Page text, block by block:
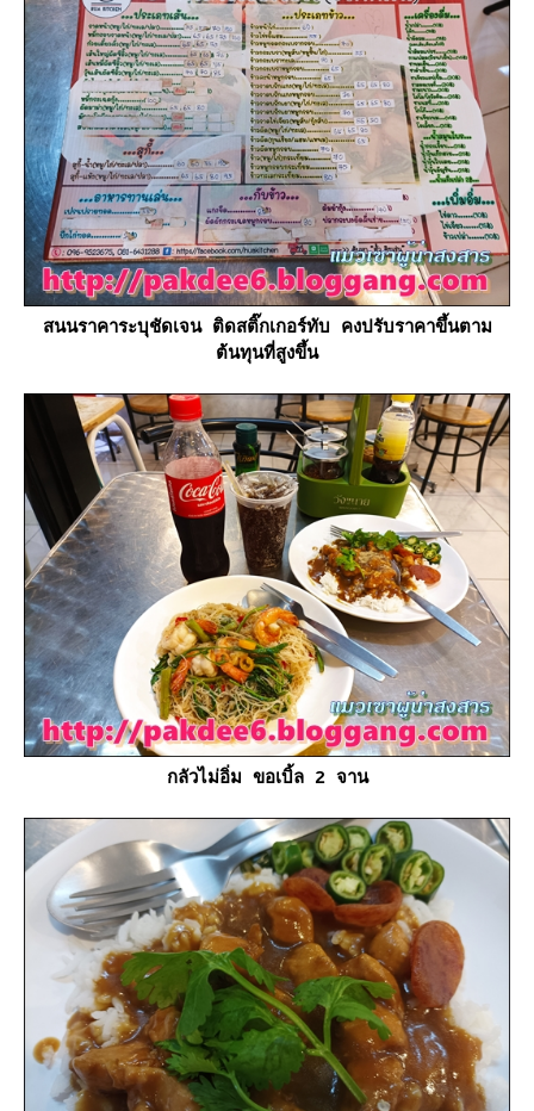
สนนราคาระบุชัดเจน ติดสติ๊กเกอร์ทับ คงปรับราคาขึ้นตาม
ต้นทุนที่สูงขึ้น
กลัวไม่อิ่ม ขอเบิ้ล 2 จาน